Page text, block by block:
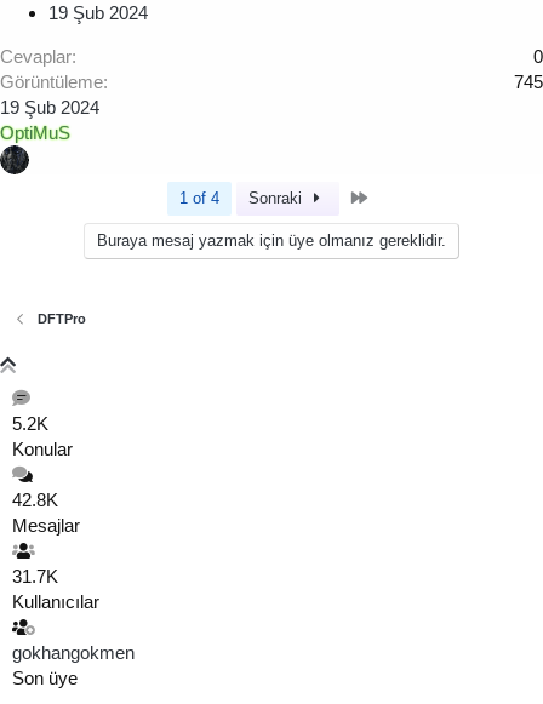
19 Şub 2024
Cevaplar
0
Görüntüleme
745
19 Şub 2024
OptiMuS
1 of 4 Sonraki
Buraya mesaj yazmak için üye olmanız gereklidir.
DFTPro
5.2K
Konular
42.8K
Mesajlar
31.7K
Kullanıcılar
gokhangokmen
Son üye